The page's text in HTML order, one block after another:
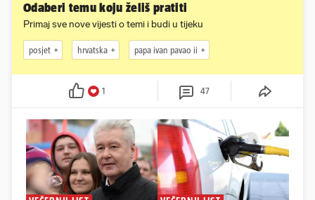
Odaberi temu koju želiš pratiti
Primaj sve nove vijesti o temi i budi u tijeku
posjet hrvatska papa ivan pavao ii
1 47